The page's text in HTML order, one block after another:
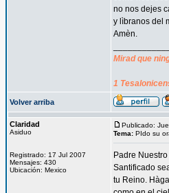
no nos dejes
y lìbranos del
Amèn.
Mirad que
1
Volver arriba
Claridad
Asiduo
Registrado: 17 Jul 2007
Mensajes: 430
Ubicación: Mexico
Publicado:
Tema: PIdo su
Padre
Santificado
tu Reino.